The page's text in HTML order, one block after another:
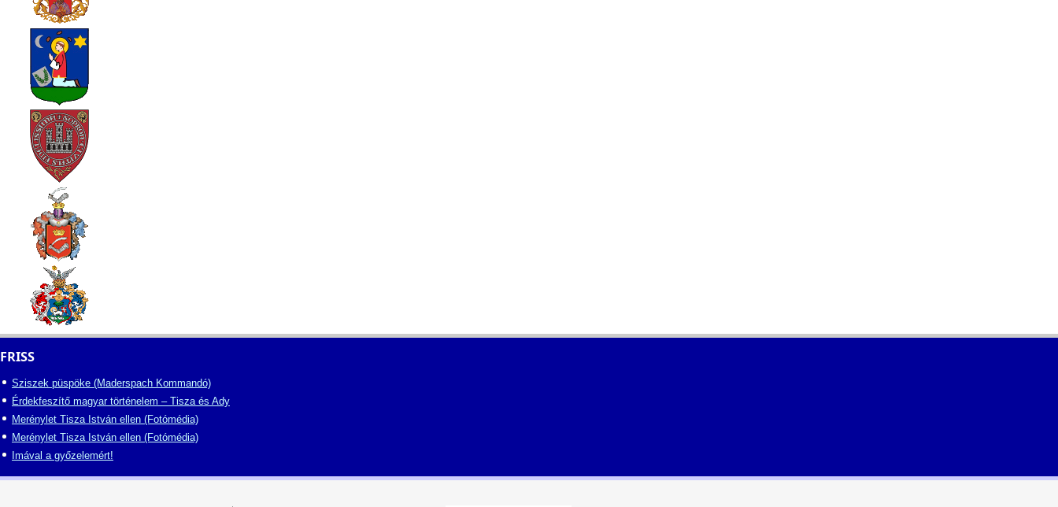
FRISS
Sziszek püspöke (Maderspach Kommandó)
Érdekfeszítő magyar történelem – Tisza és Ady
Merénylet Tisza István ellen (Fotómédia)
Merénylet Tisza István ellen (Fotómédia)
Imával a győzelemért!